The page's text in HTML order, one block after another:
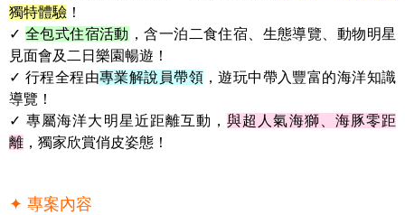
獨特體驗 ！
✓ 全包式住宿活動 ，含一泊二食住宿、生態導覽、動物明星
見面會及二日樂園暢遊！
✓ 行程全程由專業解說員帶領，遊玩中帶入豐富的海洋知識
導覽！
✓ 專屬海洋大明星近距離互動，與超人氣海獅、海豚零距
離 ，獨家欣賞俏皮姿態！
✦ 專案內容